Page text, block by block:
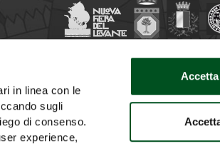
in linea con le
sugli
di consenso.
experience,